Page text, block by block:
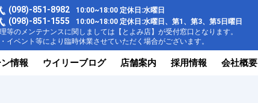
(098)-851-8982 10:00~18:00 定休日:水曜日
(098)-851-1555
10:00~18:00 定休日:水曜日、第1、第3、第5日曜日
のメンテナンスに関しましては【とよみ店】が受付窓口となります。
ベント等により臨時休業させていただく場合がございます。
情報 ウイリーブログ 店舗案内 採用情報 会社概要